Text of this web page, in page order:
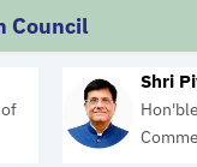
Council
Shri